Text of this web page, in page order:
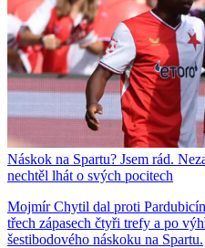
Náskok na Spartu? Jsem rád.
nechtěl lhát o svých pocitech
Mojmír Chytil dal proti
třech zápasech čtyři trefy a po
šestibodového náskoku na Spartu.